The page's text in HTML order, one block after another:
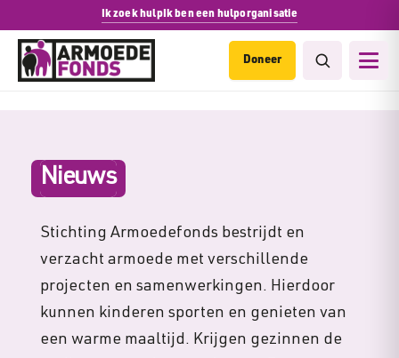
Ik zoek hulpIk ben een hulporganisatie
Doneer
Nieuws
Stichting Armoedefonds bestrijdt en
verzacht armoede met verschillende
projecten en samenwerkingen. Hierdoor
kunnen kinderen sporten en genieten van
een warme maaltijd. Krijgen gezinnen de